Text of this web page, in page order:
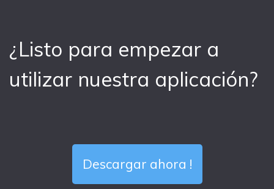
¿Listo para empezar a
utilizar nuestra aplicación?
Descargar ahora !